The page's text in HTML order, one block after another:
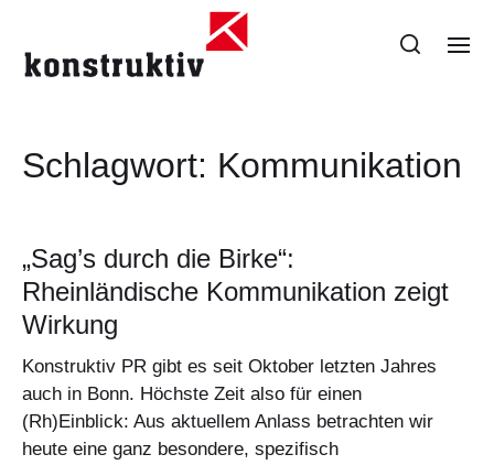
Schlagwort: Kommunikation
„Sag’s durch die Birke“:
Rheinländische Kommunikation zeigt
Wirkung
Konstruktiv PR gibt es seit Oktober letzten Jahres
auch in Bonn. Höchste Zeit also für einen
(Rh)Einblick: Aus aktuellem Anlass betrachten wir
heute eine ganz besondere, spezifisch